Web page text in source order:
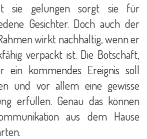
sie gelungen sorgt sie für
Gesichter. Doch auch der
wirkt nachhaltig, wenn er
verpackt ist. Die Botschaft,
ein kommendes Ereignis soll
und vor allem eine gewisse
erfüllen. Genau das können
aus dem Hause